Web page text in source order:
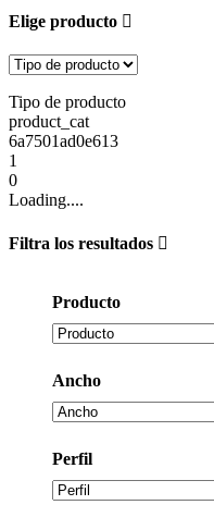
Elige producto
Tipo de producto
product_cat
6a7501ad0e613
1
0
Loading....
Filtra los resultados
Producto
Ancho
Perfil